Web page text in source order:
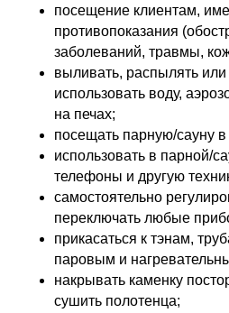
посещение клиентам,
противопоказания
заболеваний, травмы,
выливать, распылять
использовать воду,
на печах;
посещать парную/сауну
использовать в парной/
телефоны и другую
самостоятельно
переключать любые
прикасаться к тэнам,
паровым и
накрывать каменку
сушить полотенца;